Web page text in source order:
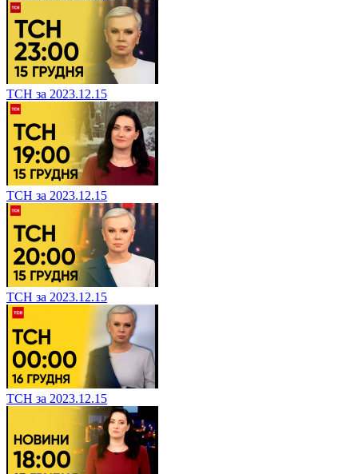
ТСН за 2023.12.15
ТСН за 2023.12.15
ТСН за 2023.12.15
ТСН за 2023.12.15